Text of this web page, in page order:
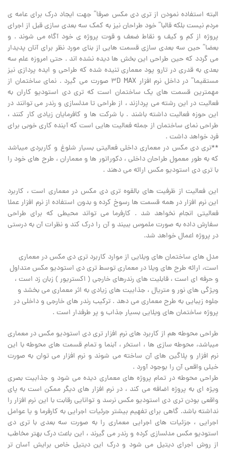
البته استفاده نمودن از تری دی مکس صرفا” جهت ایجاد درک برای عامه ی
مردم نیست بلکه قالبا” خود طراحان نیز به کمک سه بعدی سازی قبل از اجرای
پروژه از کم و کیف و نقاط ضعف و قوت پروژه ی خود آگاه می شوند . و
بعضا” حین سه بعدی سازی قسمت هایی از بنای مورد نظر برای آنان پدیدار
می گردد که حین طراحی این بخش ها دیده نشده اند . حتی امروزه علم سه
بعدی به قدری در تارو پود معماری تنیده شده که طراحی و ایده پردازی نیز
مستقیما” در داخل نرم افزار 3D MAX صورت می گیرد . نمای ساختمان از
مهمترین قسمت های یک ساختمان است که تری دی استودیو کاران به
فعالیت در این رشته می پردازند ، از طراحی تا مدلسازی و رندر می توانند در
این حوزه فعالیت داشته باشند . با شرکت ها و کافرمایان زیادی کار کنند ،
طراحی نمای ساختمان از جمله فعالیت هایی است که آینده کاری خوبی برای
فرد خواهد داشت .
**تری دی مکس در معماری داخلی فعالیتی بسیار شلوغ و کاربردی میباشد
که به طور معمول طراحان داخلی ، دکوراتور ها و معماران ، طرح های خود را
با تری دی استودیو مکس ارائه می دهند .
این فعالیت از ظرفیت های بالقوه تری دی مکس در معماری است ، کاربرد
این نرم افزار در همه قسمت ها رسوخ کرده و بدون استفاده از نرم افزار عملا
فعالیتی انجام نخواهد شد . کارفرما می تواند محیطی که برای طراحی
سفارش داده به صورت ملموس ببیند و آن را درک کند و نظرات آن به درستی
در پروژه اعمال خواهد شد.
مدل های ساختمان های ویلایی از موارد کاربرد تری دی مکس در معماری
است، ارائه طرح های ویلا در معماری توسط تری دی استودیو مکس متداول
و حرفه ای است ، قابلیت های رندرهای خارجی ( اکستریور ) زبان زد است ،
ویژگی های نور و متریال ، جذابیت های زیادی به اثر معماری می بخشد و
جلوه زیبایی به طرح معماری می دهد . ترکیب رندر های خارجی و داخلی در
پروژه ساختمان های ویلایی بسیار جذاب و پر طرفدار است .
طراحی محوطه هم از کاربرد های نرم افزار تری دی استودیو مکس در معماری
میباشد، محوطه سازی ها ، استخر ، آبنما و تمام قسمت های محوطه با این
نرم افزار و پلاگین های آن ساخته می شوند و نرم افزار می توان به صورت
خیلی واقعی آن را بوجود آورد .
طراحی محوطه در تمام پروژه های معماری دیده می شود و جذابیت بصری
ویژه ای به پروژه اضافه می کند ، در نرم افزار های دیگر ممکن است به پای
واقعی بودن تری دی استودیو مکس نرسد و توانایی رقابت با این نرم افزار را
نداشته باشد. گاهی برای تفهیم بیشتر جرئیات اجرایی به کارفرما و یا عوامل
اجرایی ، جزئیات های اجرایی معماری را به صورت سه بعدی با تری دی
استودیو مکس مدلسازی کرده و رندر می گیرند ، این باعث درک بهتر مخاطب
از روش اجرای دیتیل می شود و درک این دیتیل خاص برایش آسان تر